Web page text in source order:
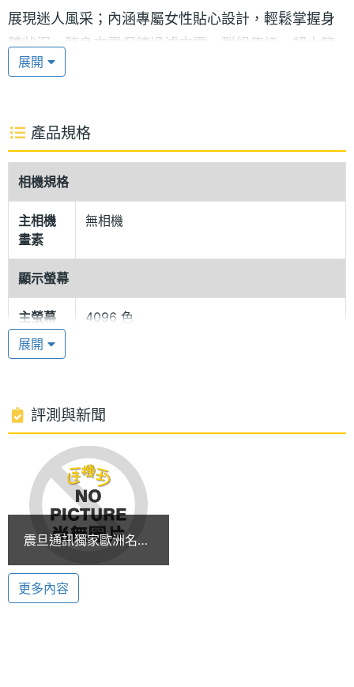
展現迷人風采；內涵專屬女性貼心設計，輕鬆掌握身
體狀況、隨身來電保鑣過濾來電、群組傳訊、超大簡
訊容量100組、自編鈴曲…等。Pierre Cardin P3688
◎ 自動掀蓋設計
◎ 女性貼心功能
◎ 人體生物鐘：可預測當日體能、感情與智力狀況
◎ 紅粉指數：可依身高體重判斷身材給予建議
◎ 紅粉佳期：可計算女性生理安全週期
◎ 免持聽筒
◎ 支援STK系統商加值服務
◎ EMS / WAP 2.0 / GPRS Class 8
◎ 強勁刺激的遊戲功能
◎ 電話簿250組 / 簡訊100組
◎計算機/匯率換算/鬧鈴/行事曆/待辦事項/世界時鐘/
日曆
※本文為 SOGI 手機王版權所有，未經授權不得轉載使用※
展開
產品規格
相機規格
主相機
畫素
無相機
顯示螢幕
主螢幕
色彩
4096 色
展開
評測與新聞
震旦通訊獨家歐洲名牌
P3688品味優雅上市
更多內容